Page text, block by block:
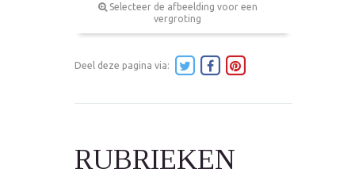
Selecteer de afbeelding voor een
vergroting
Deel deze pagina via:
RUBRIEKEN